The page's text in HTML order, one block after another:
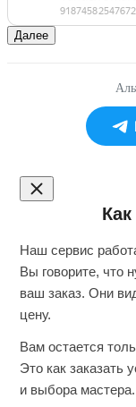
Далее
Наш сервис
Вы говорите, что
ваш заказ. Они
цену.
Вам остается
Это как заказать
и выбора мастера.